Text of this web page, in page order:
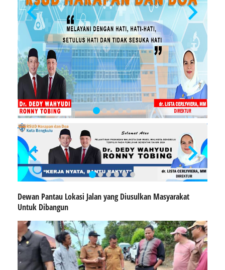
Dewan Pantau Lokasi Jalan yang Diusulkan Masyarakat
Untuk Dibangun